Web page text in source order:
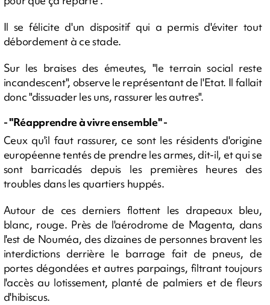
Il se félicite d'un dispositif qui a permis d'éviter tout
débordement à ce stade.
Sur les braises des émeutes, "le terrain social reste
incandescent", observe le représentant de l'Etat. Il fallait
donc "dissuader les uns, rassurer les autres".
- "Réapprendre à vivre ensemble" -
Ceux qu'il faut rassurer, ce sont les résidents d'origine
européenne tentés de prendre les armes, dit-il, et qui se
sont barricadés depuis les premières heures des
troubles dans les quartiers huppés.
Autour de ces derniers flottent les drapeaux bleu,
blanc, rouge. Près de l'aérodrome de Magenta, dans
l'est de Nouméa, des dizaines de personnes bravent les
interdictions derrière le barrage fait de pneus, de
portes dégondées et autres parpaings, filtrant toujours
l'accès au lotissement, planté de palmiers et de fleurs
d'hibiscus.